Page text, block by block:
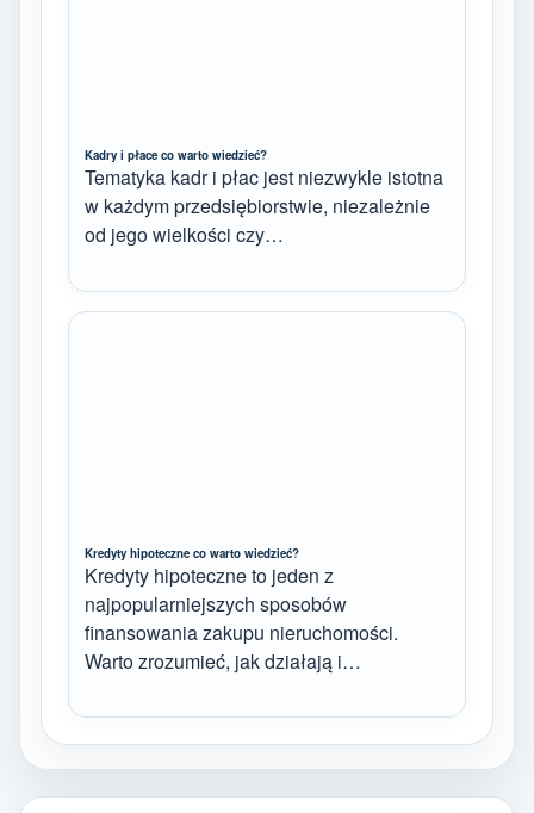
Kadry i płace co warto wiedzieć?
Tematyka kadr i płac jest niezwykle istotna
w każdym przedsiębiorstwie, niezależnie
od jego wielkości czy…
Kredyty hipoteczne co warto wiedzieć?
Kredyty hipoteczne to jeden z
najpopularniejszych sposobów
finansowania zakupu nieruchomości.
Warto zrozumieć, jak działają i…